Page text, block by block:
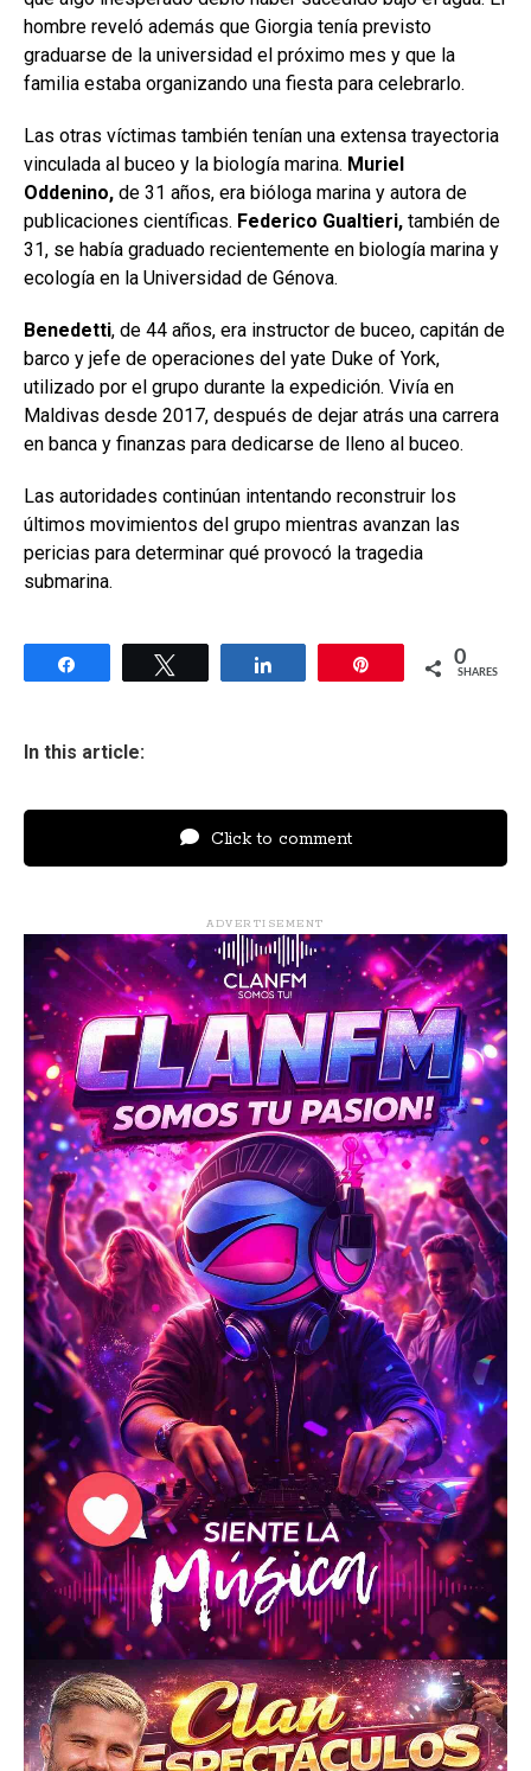
hombre reveló además que Giorgia tenía previsto
graduarse de la universidad el próximo mes y que la
familia estaba organizando una fiesta para celebrarlo.
Las otras víctimas también tenían una extensa trayectoria
vinculada al buceo y la biología marina. Muriel
Oddenino, de 31 años, era bióloga marina y autora de
publicaciones científicas. Federico Gualtieri, también de
31, se había graduado recientemente en biología marina y
ecología en la Universidad de Génova.
Benedetti, de 44 años, era instructor de buceo, capitán de
barco y jefe de operaciones del yate Duke of York,
utilizado por el grupo durante la expedición. Vivía en
Maldivas desde 2017, después de dejar atrás una carrera
en banca y finanzas para dedicarse de lleno al buceo.
Las autoridades continúan intentando reconstruir los
últimos movimientos del grupo mientras avanzan las
pericias para determinar qué provocó la tragedia
submarina.
0
SHARES
In this article:
Click to comment
ADVERTISEMENT